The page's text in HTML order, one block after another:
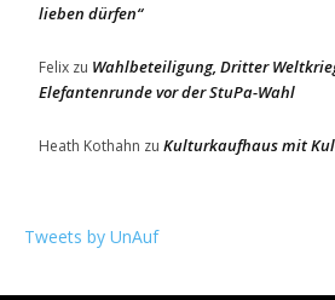
lieben dürfen“
Felix zu Wahlbeteiligung, Dritter
Elefantenrunde vor der StuPa-Wahl
Heath Kothahn zu Kulturkaufhaus mit
Tweets by UnAuf